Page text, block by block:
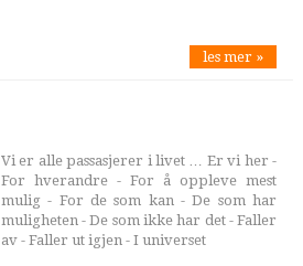
les mer »
Vi er alle passasjerer i livet … Er vi her -
For hverandre - For å oppleve mest
mulig - For de som kan - De som har
muligheten - De som ikke har det - Faller
av - Faller ut igjen - I universet